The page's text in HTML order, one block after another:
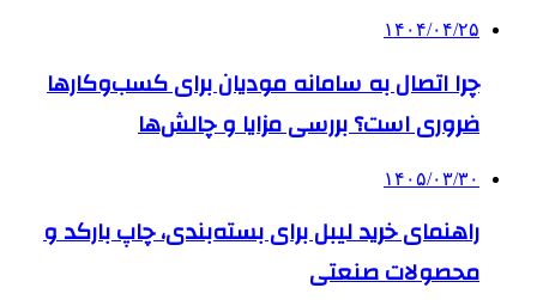
۱۴۰۴/۰۴/۲۵
چرا اتصال به سامانه مودیان برای کسب‌وکارها
ضروری است؟ بررسی مزایا و چالش‌ها
۱۴۰۵/۰۳/۳۰
راهنمای خرید لیبل برای بسته‌بندی، چاپ بارکد و
محصولات صنعتی